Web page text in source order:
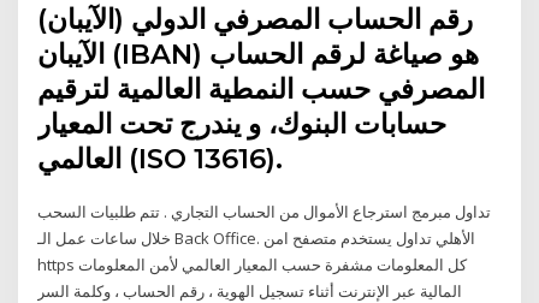
رقم الحساب المصرفي الدولي (الآيبان)
الآيبان (IBAN) هو صياغة لرقم الحساب
المصرفي حسب النمطية العالمية لترقيم
حسابات البنوك، و يندرج تحت المعيار
العالمي (ISO 13616).
تداول مبرمج استرجاع الأموال من الحساب التجاري . تتم طلبيات السحب
خلال ساعات عمل الـ Back Office. الأهلي تداول يستخدم متصفح امن
https كل المعلومات مشفرة حسب المعيار العالمي لأمن المعلومات
المالية عبر الإنترنت أثناء تسجيل الهوية ، رقم الحساب ، وكلمة السر